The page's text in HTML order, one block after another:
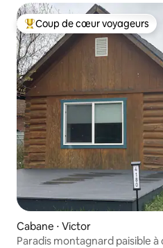
Coups de cœur voyageurs les
Coup de cœur voyageurs
Cabane ⋅ Victor
Paradis montagnard paisible